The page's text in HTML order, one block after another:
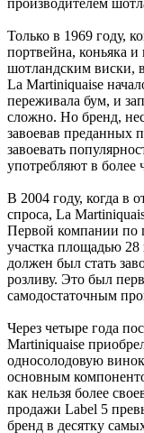
Только в 1969 году,
портвейна, коньяка и
шотландским виски,
La Martiniquaise
переживала бум, и
сложно. Но бренд,
завоевав преданных
завоевать
употребляют в более
В 2004 году, когда в
спроса, La
Первой компании по
участка площадью 28
должен был стать
розливу. Это был
самодостаточным
Через четыре года
Martiniquaise
односолодовую
основным
как нельзя более
продажи Label 5
бренд в десятку